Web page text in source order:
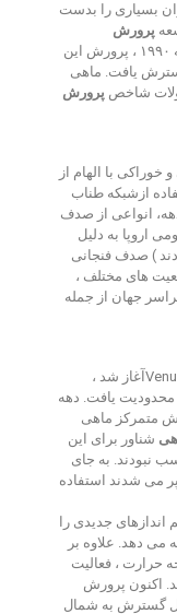
بسیاری را بدست
پرورش
در طول دهه ۱۹۹۰ ، پرورش این
یافت. ماهی
شاخص پرورش
و خوراکی با الهام از
ازشبکه طناب
انواعی از صدف
اروپا به دلیل
) صدف فنجانی
های مختلف ،
جهان از جمله
آغاز شد ،
یافت. دهه
پرورش متمرکز ماهی
شناور برای این
نبودند. به جای
می شدند استفاده
جدیدی را
می دهد. علاوه بر
حرارت ، فعالیت
. اکنون پرورش
گسترش به شمال